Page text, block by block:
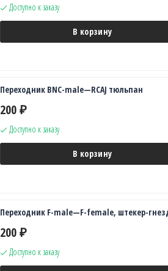
Доступно к заказу
В корзину
Переходник BNC-male—RCAJ тюльпан
200 ₽
Доступно к заказу
В корзину
Переходник F-male—F-female, штекер-
200 ₽
Доступно к заказу